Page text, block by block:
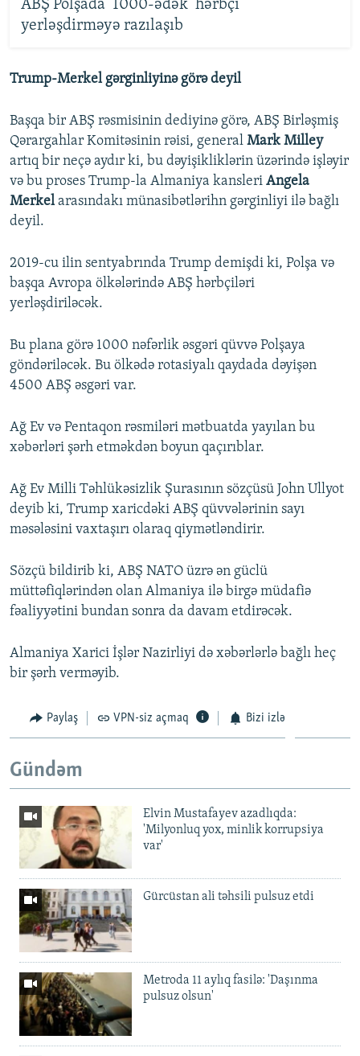
ABŞ Polşada ‘1000-ədək’ hərbçi
yerləşdirməyə razılaşıb
Trump-Merkel gərginliyinə görə deyil
Başqa bir ABŞ rəsmisinin dediyinə görə, ABŞ Birləşmiş
Qərargahlar Komitəsinin rəisi, general Mark Milley
artıq bir neçə aydır ki, bu dəyişikliklərin üzərində işləyir
və bu proses Trump-la Almaniya kansleri Angela
Merkelarasındakı münasibətlərihn gərginliyi ilə bağlı
deyil.
2019-cu ilin sentyabrında Trump demişdi ki, Polşa və
başqa Avropa ölkələrində ABŞ hərbçiləri
yerləşdiriləcək.
Bu plana görə 1000 nəfərlik əsgəri qüvvə Polşaya
göndəriləcək. Bu ölkədə rotasiyalı qaydada dəyişən
4500 ABŞ əsgəri var.
Ağ Ev və Pentaqon rəsmiləri mətbuatda yayılan bu
xəbərləri şərh etməkdən boyun qaçırıblar.
Ağ Ev Milli Təhlükəsizlik Şurasının sözçüsü John Ullyot
deyib ki, Trump xaricdəki ABŞ qüvvələrinin sayı
məsələsini vaxtaşırı olaraq qiymətləndirir.
Sözçü bildirib ki, ABŞ NATO üzrə ən güclü
müttəfiqlərindən olan Almaniya ilə birgə müdafiə
fəaliyyətini bundan sonra da davam etdirəcək.
Almaniya Xarici İşlər Nazirliyi də xəbərlərlə bağlı heç
bir şərh verməyib.
Paylaş VPN-siz açmaq Bizi izlə
Gündəm
Elvin Mustafayev azadlıqda:
'Milyonluq yox, minlik korrupsiya
var'
Gürcüstan ali təhsili pulsuz etdi
Metroda 11 aylıq fasilə: 'Daşınma
pulsuz olsun'